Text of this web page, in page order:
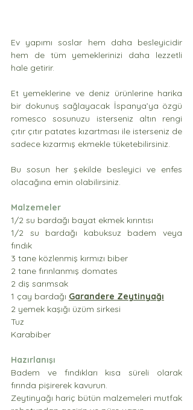
Ev yapımı soslar hem daha besleyicidir
hem de tüm yemeklerinizi daha lezzetli
hale getirir.
Et yemeklerine ve deniz ürünlerine harika
bir dokunuş sağlayacak İspanya’ya özgü
romesco sosunuzu isterseniz altın rengi
çıtır çıtır patates kızartması ile isterseniz de
sadece kızarmış ekmekle tüketebilirsiniz.
Bu sosun her şekilde besleyici ve enfes
olacağına emin olabilirsiniz.
Malzemeler
1/2 su bardağı bayat ekmek kırıntısı
1/2 su bardağı kabuksuz badem veya
fındık
3 tane közlenmiş kırmızı biber
2 tane fırınlanmış domates
2 diş sarımsak
1 çay bardağı Garandere Zeytinyağı
2 yemek kaşığı üzüm sirkesi
Tuz
Karabiber
Hazırlanışı
Badem ve fındıkları kısa süreli olarak
fırında pişirerek kavurun.
Zeytinyağı hariç bütün malzemeleri mutfak